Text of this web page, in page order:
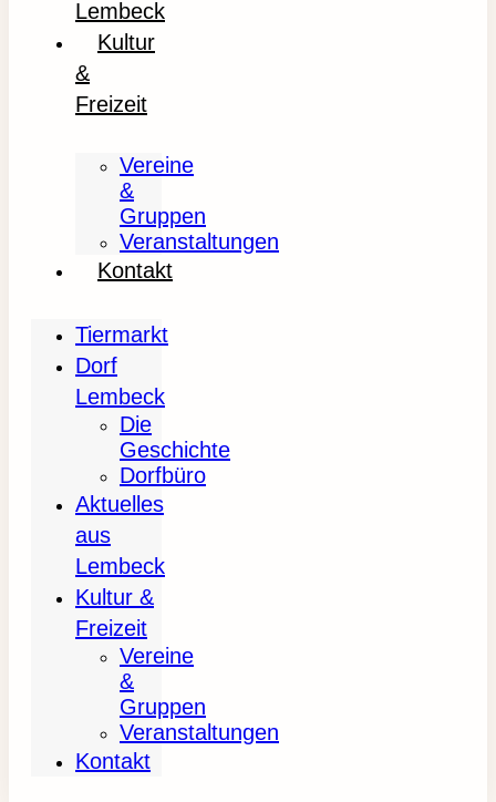
Lembeck
Kultur
&
Freizeit
Vereine
&
Gruppen
Veranstaltungen
Kontakt
Tiermarkt
Dorf
Lembeck
Die
Geschichte
Dorfbüro
Aktuelles
aus
Lembeck
Kultur &
Freizeit
Vereine
&
Gruppen
Veranstaltungen
Kontakt